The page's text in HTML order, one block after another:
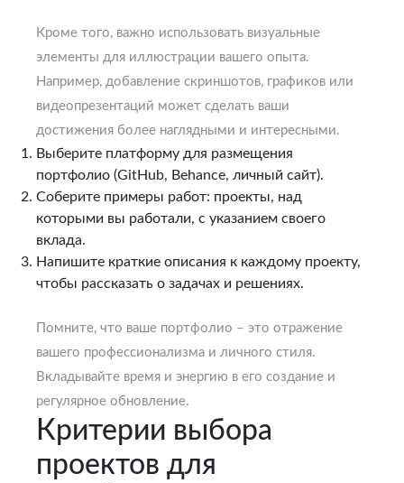
Кроме того, важно использовать визуальные
элементы для иллюстрации вашего опыта.
Например, добавление скриншотов, графиков или
видеопрезентаций может сделать ваши
достижения более наглядными и интересными.
Выберите платформу для размещения
портфолио (GitHub, Behance, личный сайт).
Соберите примеры работ: проекты, над
которыми вы работали, с указанием своего
вклада.
Напишите краткие описания к каждому проекту,
чтобы рассказать о задачах и решениях.
Помните, что ваше портфолио – это отражение
вашего профессионализма и личного стиля.
Вкладывайте время и энергию в его создание и
регулярное обновление.
Критерии выбора
проектов для